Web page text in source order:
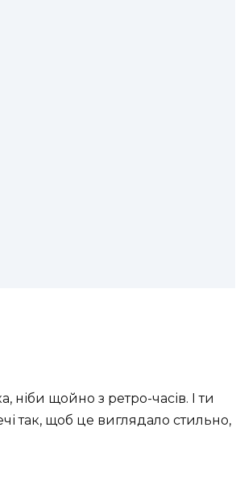
ніби щойно з ретро-часів. І ти
так, щоб це виглядало стильно,